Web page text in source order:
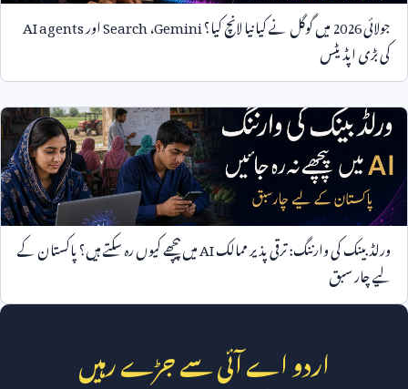
جولائی2026میں گوگل نے کیا نیا لانچ کیا؟Gemini،SearchاورAI agents
کی بڑی اپڈیٹس
ورلڈ بینک کی وارننگ: ترقی پذیر ممالکAIمیں پیچھے کیوں رہ سکتے ہیں؟ پاکستان کے
لیے چار سبق
اردو اے آئی سے جڑے رہیں